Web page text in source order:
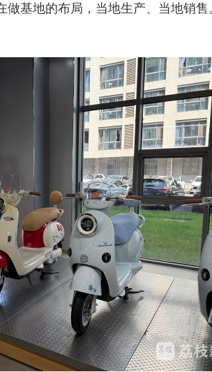
基地的布局，当地生产、当地销